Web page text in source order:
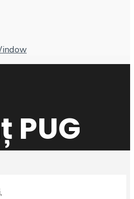
PUG